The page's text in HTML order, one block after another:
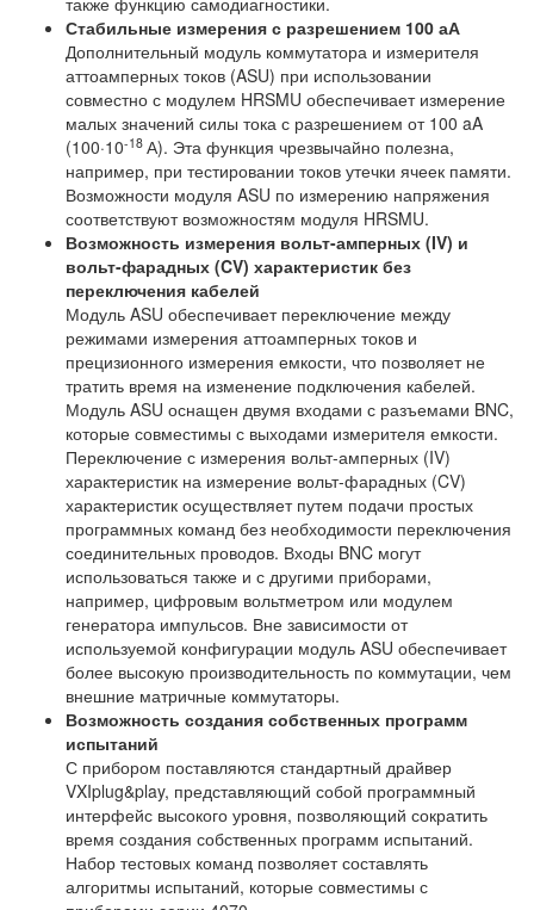
Стабильные измерения с разрешением 100 аА
Дополнительный модуль коммутатора и измерителя
аттоамперных токов (ASU) при использовании
совместно с модулем HRSMU обеспечивает измерение
малых значений силы тока с разрешением от 100 aA
(100·10-18 А). Эта функция чрезвычайно полезна,
например, при тестировании токов утечки ячеек памяти.
Возможности модуля ASU по измерению напряжения
соответствуют возможностям модуля HRSMU.
Возможность измерения вольт-амперных (IV) и
вольт-фарадных (CV) характеристик без
переключения кабелей
Модуль ASU обеспечивает переключение между
режимами измерения аттоамперных токов и
прецизионного измерения емкости, что позволяет не
тратить время на изменение подключения кабелей.
Модуль ASU оснащен двумя входами с разъемами BNC,
которые совместимы с выходами измерителя емкости.
Переключение с измерения вольт-амперных (IV)
характеристик на измерение вольт-фарадных (CV)
характеристик осуществляет путем подачи простых
программных команд без необходимости переключения
соединительных проводов. Входы BNC могут
использоваться также и с другими приборами,
например, цифровым вольтметром или модулем
генератора импульсов. Вне зависимости от
используемой конфигурации модуль ASU обеспечивает
более высокую производительность по коммутации, чем
внешние матричные коммутаторы.
Возможность создания собственных программ
испытаний
С прибором поставляются стандартный драйвер
VXIplug&play, представляющий собой программный
интерфейс высокого уровня, позволяющий сократить
время создания собственных программ испытаний.
Набор тестовых команд позволяет составлять
алгоритмы испытаний, которые совместимы с